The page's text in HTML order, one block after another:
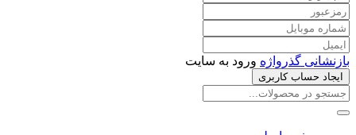
بازنشانی گذرواژه ورود به سایت
ایجاد حساب کاربری